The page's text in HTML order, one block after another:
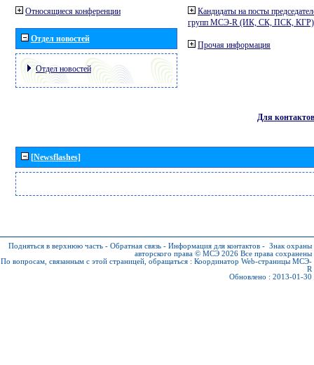
Относящиеся конференции
Отдел новостей
Отдел новостей
Кандидаты на посты
групп МСЭ-R (ИК, СК, ПСК, КГР)
Прочая информация
Для контактов
[Newsflashes]
Подняться в верхнюю часть - Обратная связь - Информация для контактов - Знак охраны
авторского права © МСЭ 2026 Все права сохранены
По вопросам, связанным с этой страницей, обращаться : Координатор Web-страницы МСЭ-
R
Обновлено : 2013-01-30